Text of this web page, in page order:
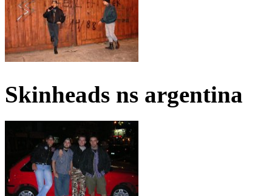
Skinheads ns argentina